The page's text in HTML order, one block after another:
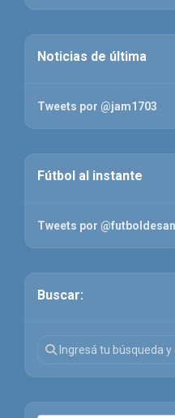
Noticias de última
Tweets por @jam1703
Fútbol al instante
Tweets por
Buscar: